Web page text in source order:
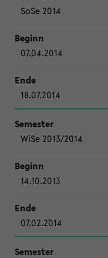
SoSe 2014
07.04.2014
18.07.2014
WiSe 2013/2014
14.10.2013
07.02.2014